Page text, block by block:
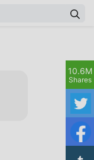
10.6M
Shares